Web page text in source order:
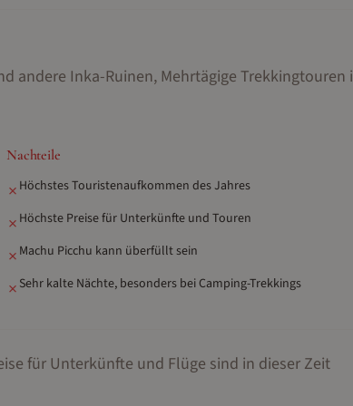
andere Inka-Ruinen, Mehrtägige Trekkingtouren
Nachteile
✗ Höchstes Touristenaufkommen des Jahres
✗ Höchste Preise für Unterkünfte und Touren
✗ Machu Picchu kann überfüllt sein
✗ Sehr kalte Nächte, besonders bei Camping-Trekkings
für Unterkünfte und Flüge sind in dieser Zeit